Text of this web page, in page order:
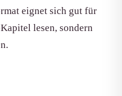
eignet sich gut für
lesen, sondern